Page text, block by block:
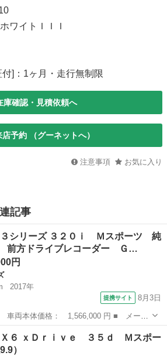
イトＩＩＩ
]：1ヶ月・走行無制限
庫確認・見積依頼へ
予約 （グーネットへ）
注意事項 お気に入り
記事
３シリーズ ３２０ｉ Ｍスポーツ 純
前方ドライブレコーダー Ｇ…
円
2017年
提携サイト 8月3日
３シリーズ ■ グレード名： ３２０
方ドライブレコーダー ＧＰＳレーダ
Ｘ６ ｘＤｒｉｖｅ ３５ｄ Ｍスポー
）